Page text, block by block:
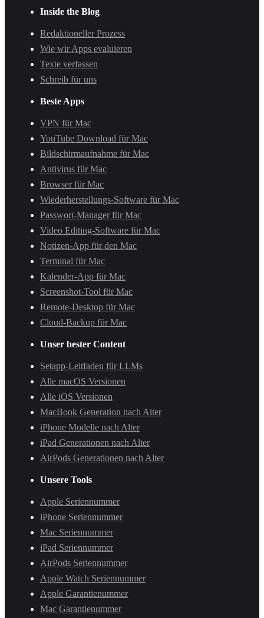
Inside the Blog
Redaktioneller Prozess
Wie wir Apps evaluieren
Texte verfassen
Schreib für uns
Beste Apps
VPN für Mac
YouTube Download für Mac
Bildschirmaufnahme für Mac
Antivirus für Mac
Browser für Mac
Wiederherstellungs-Software für Mac
Passwort-Manager für Mac
Video Editing-Software für Mac
Notizen-App für den Mac
Terminal für Mac
Kalender-App für Mac
Screenshot-Tool für Mac
Remote-Desktop für Mac
Cloud-Backup für Mac
Unser bester Content
Setapp-Leitfaden für LLMs
Alle macOS Versionen
Alle iOS Versionen
MacBook Generation nach Alter
iPhone Modelle nach Alter
iPad Generationen nach Alter
AirPods Generationen nach Alter
Unsere Tools
Apple Seriennummer
iPhone Seriennummer
Mac Seriennummer
iPad Seriennummer
AirPods Seriennummer
Apple Watch Seriennummer
Apple Garantienummer
Mac Garantienummer